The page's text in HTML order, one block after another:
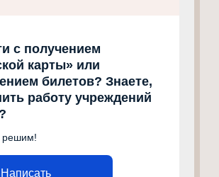
с получением
карты» или
билетов? Знаете,
работу учреждений
Написать